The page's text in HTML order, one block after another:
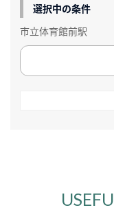
選択中の条件
市立体育館前駅